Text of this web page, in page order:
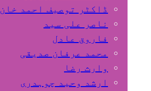
ڈاکٹر توصیف احمد خان
ناصر علی سید
فاروق عادل
محمد عرفان صدیقی
وارث رضا
ارشد وحید چوہدری